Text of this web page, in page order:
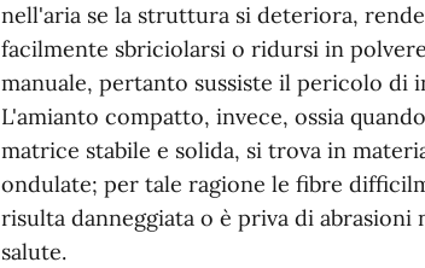
nell'aria se la struttura si deteriora,
facilmente sbriciolarsi o ridursi in
manuale, pertanto sussiste il pericolo di
L'amianto compatto, invece, ossia
matrice stabile e solida, si trova in
ondulate; per tale ragione le fibre
risulta danneggiata o è priva di
salute.